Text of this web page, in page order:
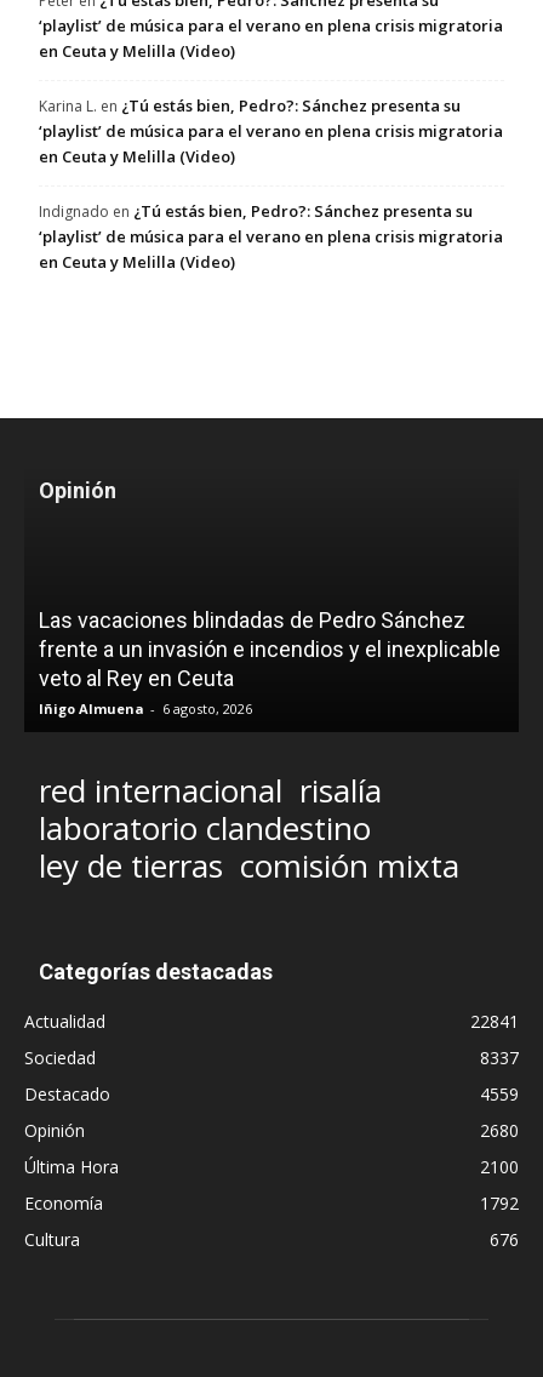
‘playlist’ de música para el verano en plena crisis migratoria
en Ceuta y Melilla (Video)
Karina L. en ¿Tú estás bien, Pedro?: Sánchez presenta su
‘playlist’ de música para el verano en plena crisis migratoria
en Ceuta y Melilla (Video)
Indignado en ¿Tú estás bien, Pedro?: Sánchez presenta su
‘playlist’ de música para el verano en plena crisis migratoria
en Ceuta y Melilla (Video)
Opinión
Las vacaciones blindadas de Pedro Sánchez
frente a un invasión e incendios y el inexplicable
veto al Rey en Ceuta
Iñigo Almuena - 6 agosto, 2026
red internacional risalía
laboratorio clandestino
ley de tierras comisión mixta
Categorías destacadas
Actualidad
22841
Sociedad
8337
Destacado
4559
Opinión
2680
Última Hora
2100
Economía
1792
Cultura
676